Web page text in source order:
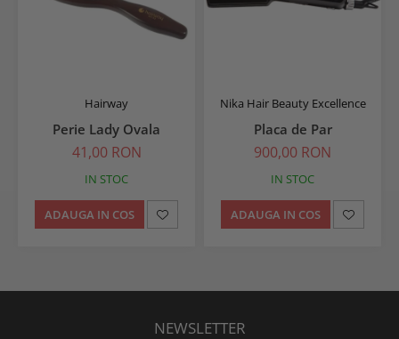
Hairway
Perie Lady Ovala
41,00 RON
IN STOC
ADAUGA IN COS
Nika Hair Beauty Excellence
Placa de Par
900,00 RON
IN STOC
ADAUGA IN COS
NEWSLETTER